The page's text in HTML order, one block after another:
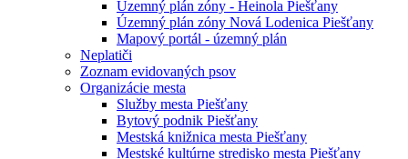
Územný plán zóny - Heinola Piešťany
Územný plán zóny Nová Lodenica Piešťany
Mapový portál - územný plán
Neplatiči
Zoznam evidovaných psov
Organizácie mesta
Služby mesta Piešťany
Bytový podnik Piešťany
Mestská knižnica mesta Piešťany
Mestské kultúrne stredisko mesta Piešťany